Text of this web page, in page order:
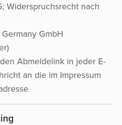
Widerspruchsrecht nach
GmbH
Abmeldelink in jeder E-
an die im Impressum